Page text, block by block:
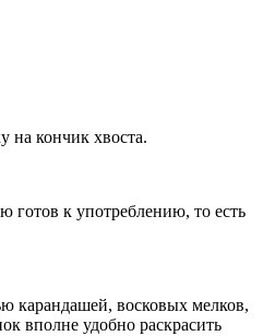
на кончик хвоста.
готов к употреблению, то есть
карандашей, восковых мелков,
вполне удобно раскрасить